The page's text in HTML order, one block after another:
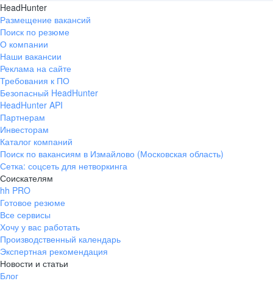
HeadHunter
Размещение вакансий
Поиск по резюме
О компании
Наши вакансии
Реклама на сайте
Требования к ПО
Безопасный HeadHunter
HeadHunter API
Партнерам
Инвесторам
Каталог компаний
Поиск по вакансиям в Измайлово (Московская область)
Сетка: соцсеть для нетворкинга
Соискателям
hh PRO
Готовое резюме
Все сервисы
Хочу у вас работать
Производственный календарь
Экспертная рекомендация
Новости и статьи
Блог